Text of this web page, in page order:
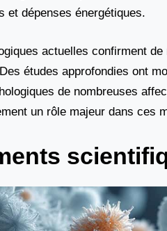
et dépenses énergétiques.
actuelles confirment
études approfondies ont
de nombreuses
un rôle majeur dans ces